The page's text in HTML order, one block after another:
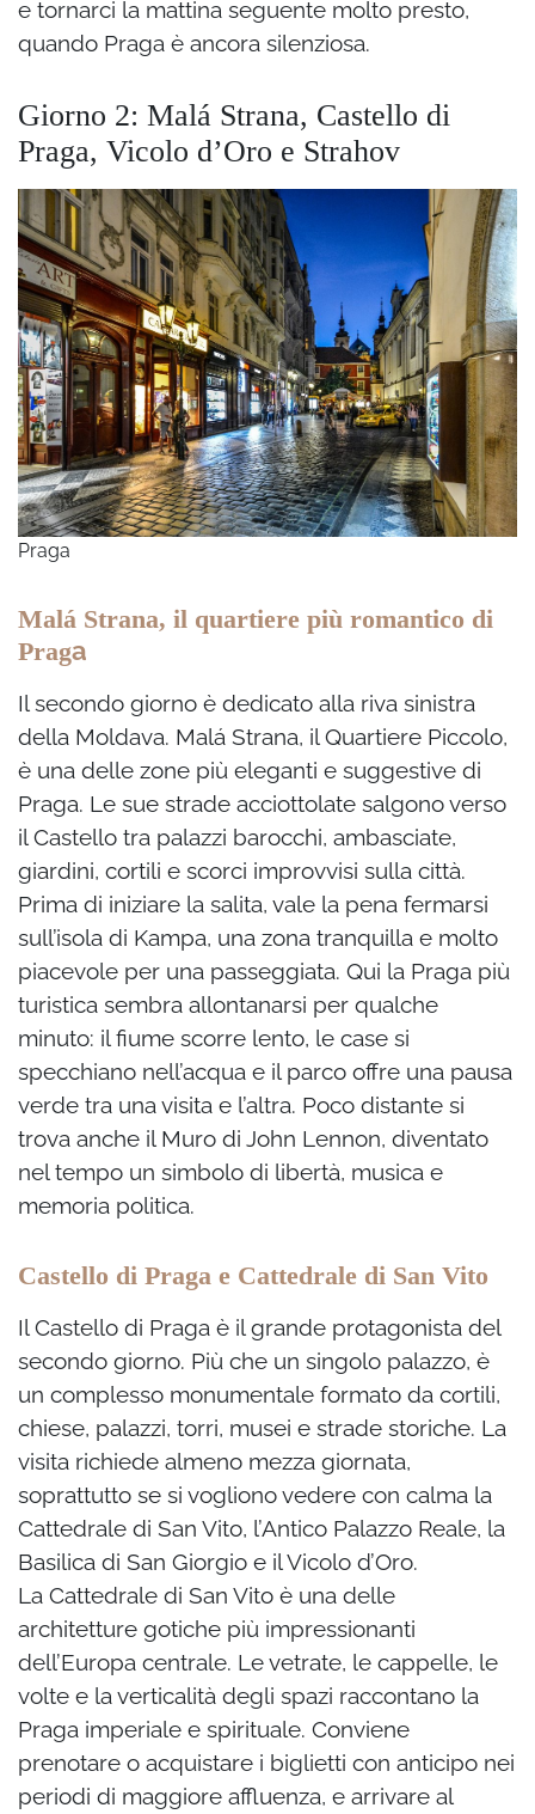
e tornarci la mattina seguente molto presto,
quando Praga è ancora silenziosa.
Giorno 2: Malá Strana, Castello di
Praga, Vicolo d’Oro e Strahov
Praga
Malá Strana, il quartiere più romantico di
Praga
Il secondo giorno è dedicato alla riva sinistra
della Moldava. Malá Strana, il Quartiere Piccolo,
è una delle zone più eleganti e suggestive di
Praga. Le sue strade acciottolate salgono verso
il Castello tra palazzi barocchi, ambasciate,
giardini, cortili e scorci improvvisi sulla città.
Prima di iniziare la salita, vale la pena fermarsi
sull’isola di Kampa, una zona tranquilla e molto
piacevole per una passeggiata. Qui la Praga più
turistica sembra allontanarsi per qualche
minuto: il fiume scorre lento, le case si
specchiano nell’acqua e il parco offre una pausa
verde tra una visita e l’altra. Poco distante si
trova anche il Muro di John Lennon, diventato
nel tempo un simbolo di libertà, musica e
memoria politica.
Castello di Praga e Cattedrale di San Vito
Il Castello di Praga è il grande protagonista del
secondo giorno. Più che un singolo palazzo, è
un complesso monumentale formato da cortili,
chiese, palazzi, torri, musei e strade storiche. La
visita richiede almeno mezza giornata,
soprattutto se si vogliono vedere con calma la
Cattedrale di San Vito, l’Antico Palazzo Reale, la
Basilica di San Giorgio e il Vicolo d’Oro.
La Cattedrale di San Vito è una delle
architetture gotiche più impressionanti
dell’Europa centrale. Le vetrate, le cappelle, le
volte e la verticalità degli spazi raccontano la
Praga imperiale e spirituale. Conviene
prenotare o acquistare i biglietti con anticipo nei
periodi di maggiore affluenza, e arrivare al